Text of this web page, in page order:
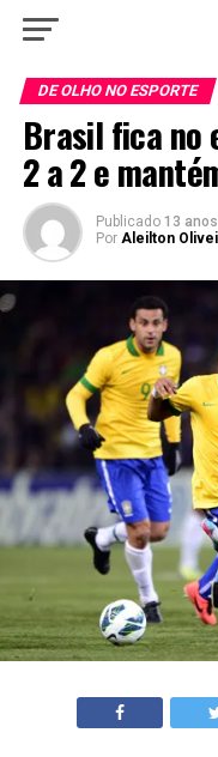
DE OLHO NO ESPORTE
Brasil fica no
2 a 2 e
Publicado 13
Por Aleilton